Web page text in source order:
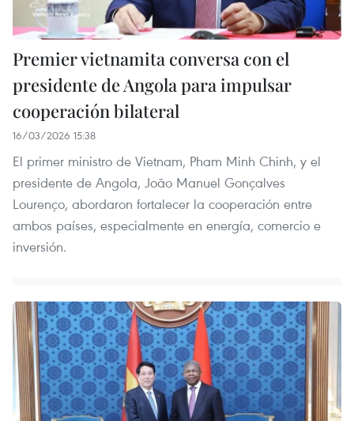
Premier vietnamita conversa con el
presidente de Angola para impulsar
cooperación bilateral
16/03/2026 15:38
El primer ministro de Vietnam, Pham Minh Chinh, y el
presidente de Angola, João Manuel Gonçalves
Lourenço, abordaron fortalecer la cooperación entre
ambos países, especialmente en energía, comercio e
inversión.